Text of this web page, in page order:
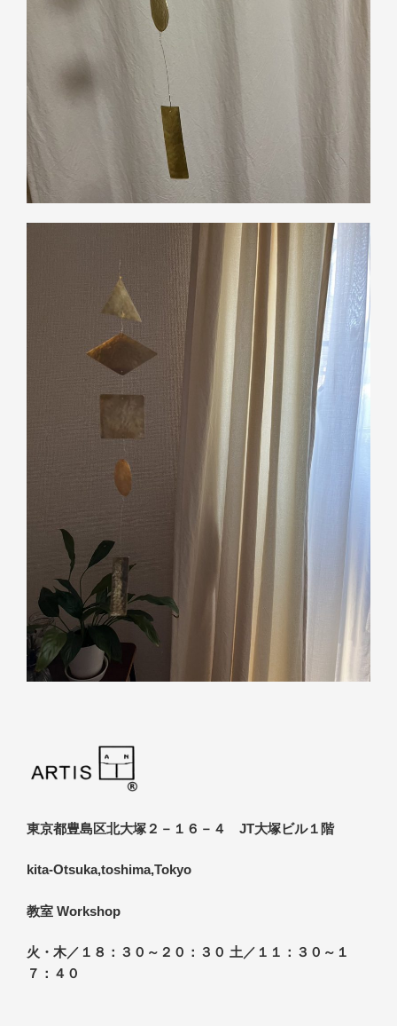
東京都豊島区北大塚２－１６－４ JT大塚ビル１階
kita-Otsuka,toshima,Tokyo
教室 Workshop
火・木／１８：３０～２０：３０ 土／１１：３０～１
７：４０